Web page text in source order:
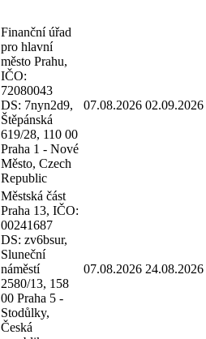
Finanční úřad
pro hlavní
město Prahu,
IČO:
72080043
DS: 7nyn2d9,
Štěpánská
619/28, 110 00
Praha 1 - Nové
Město, Czech
Republic
07.08.2026 02.09.2026
Městská část
Praha 13, IČO:
00241687
DS: zv6bsur,
Sluneční
náměstí
2580/13, 158
00 Praha 5 -
Stodůlky,
Česká
07.08.2026 24.08.2026